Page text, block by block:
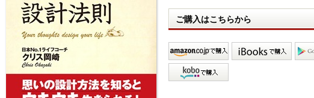
ご購入はこちらから